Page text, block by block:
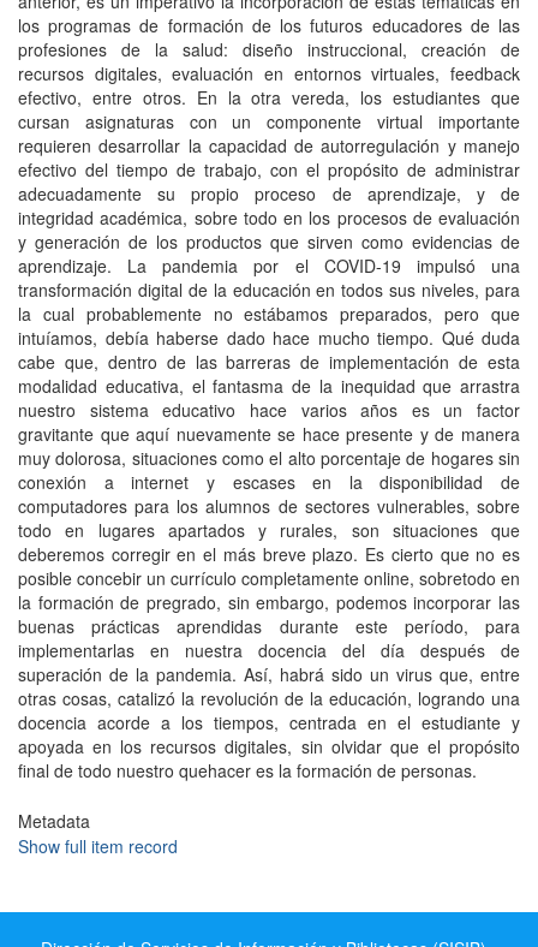
los programas de formación de los futuros educadores de las
profesiones de la salud: diseño instruccional, creación de
recursos digitales, evaluación en entornos virtuales, feedback
efectivo, entre otros. En la otra vereda, los estudiantes que
cursan asignaturas con un componente virtual importante
requieren desarrollar la capacidad de autorregulación y manejo
efectivo del tiempo de trabajo, con el propósito de administrar
adecuadamente su propio proceso de aprendizaje, y de
integridad académica, sobre todo en los procesos de evaluación
y generación de los productos que sirven como evidencias de
aprendizaje. La pandemia por el COVID-19 impulsó una
transformación digital de la educación en todos sus niveles, para
la cual probablemente no estábamos preparados, pero que
intuíamos, debía haberse dado hace mucho tiempo. Qué duda
cabe que, dentro de las barreras de implementación de esta
modalidad educativa, el fantasma de la inequidad que arrastra
nuestro sistema educativo hace varios años es un factor
gravitante que aquí nuevamente se hace presente y de manera
muy dolorosa, situaciones como el alto porcentaje de hogares sin
conexión a internet y escases en la disponibilidad de
computadores para los alumnos de sectores vulnerables, sobre
todo en lugares apartados y rurales, son situaciones que
deberemos corregir en el más breve plazo. Es cierto que no es
posible concebir un currículo completamente online, sobretodo en
la formación de pregrado, sin embargo, podemos incorporar las
buenas prácticas aprendidas durante este período, para
implementarlas en nuestra docencia del día después de
superación de la pandemia. Así, habrá sido un virus que, entre
otras cosas, catalizó la revolución de la educación, logrando una
docencia acorde a los tiempos, centrada en el estudiante y
apoyada en los recursos digitales, sin olvidar que el propósito
final de todo nuestro quehacer es la formación de personas.
Metadata
Show full item record